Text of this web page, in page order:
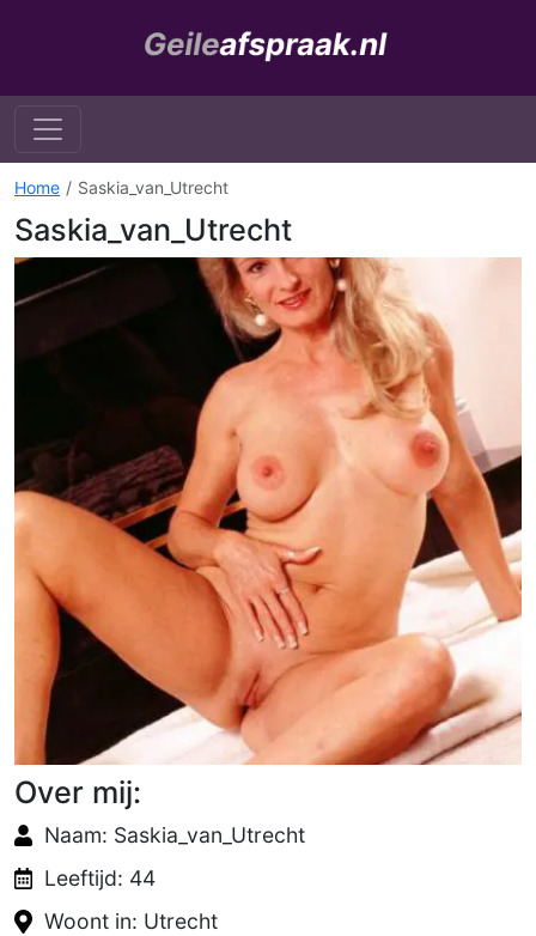
Home Saskia_van_Utrecht
Saskia_van_Utrecht
Over mij:
Naam: Saskia_van_Utrecht
Leeftijd: 44
Woont in: Utrecht